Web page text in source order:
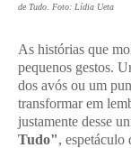
de Tudo. Foto: Lídia Ueta
As histórias que
pequenos gestos.
dos avós ou um
transformar em
justamente desse
Tudo", espetáculo